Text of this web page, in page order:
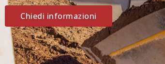
Chiedi informazioni